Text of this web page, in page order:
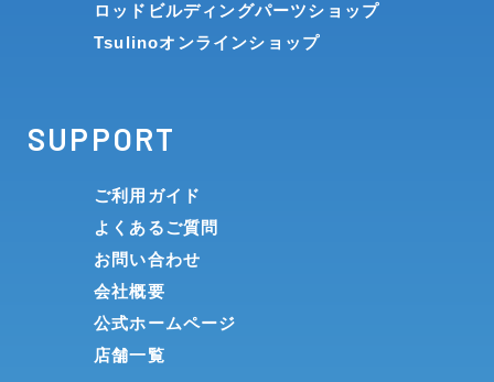
ロッドビルディングパーツショップ
Tsulinoオンラインショップ
SUPPORT
ご利用ガイド
よくあるご質問
お問い合わせ
会社概要
公式ホームページ
店舗一覧